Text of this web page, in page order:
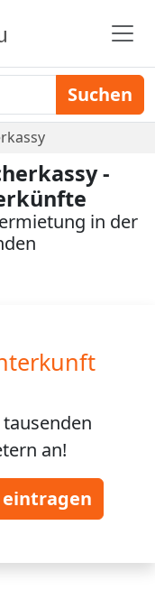
Suchen
-
in der
tausenden
an!